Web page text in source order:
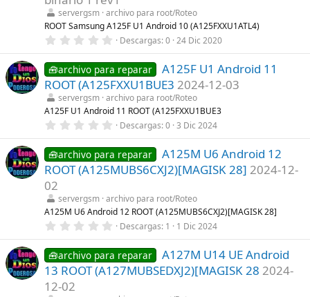
r
e
l
a
(
s
)
servergsm archivo para root/Roteo
ROOT Samsung A125F U1 Android 10 (A125FXXU1ATL4)
0
0
0
e
s
t
r
e
l
a
(
s
)
Descargas 0 24 Dic 2020
🧰archivo para reparar
A125F U1 Android 11
ROOT (A125FXXU1BUE3 2024-12-03
servergsm archivo para root/Roteo
A125F U1 Android 11 ROOT (A125FXXU1BUE3
0
0
0
e
s
e
l
a
(
s
)
Descargas 0 3 Dic 2024
🧰archivo para reparar
A125M U6 Android 12
ROOT (A125MUBS6CXJ2)[MAGISK 28] 2024-12-
02
servergsm archivo para root/Roteo
A125M U6 Android 12 ROOT (A125MUBS6CXJ2)[MAGISK 28]
0
0
0
e
s
Descargas 1 1 Dic 2024
🧰archivo para reparar
A127M U14 UE Android
13 ROOT (A127MUBSEDXJ2)[MAGISK 28 2024-
12-02